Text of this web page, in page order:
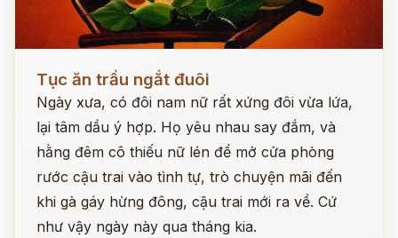
Tục ăn trầu ngắt đuôi
Ngày xưa, có đôi nam nữ rất xứng đôi vừa lứa,
lại tâm dầu ý hợp. Họ yêu nhau say đắm, và
hằng đêm cô thiếu nữ lén để mở cửa phòng
rước cậu trai vào tình tự, trò chuyện mãi đến
khi gà gáy hừng đông, cậu trai mới ra về. Cứ
như vậy ngày này qua tháng kia.